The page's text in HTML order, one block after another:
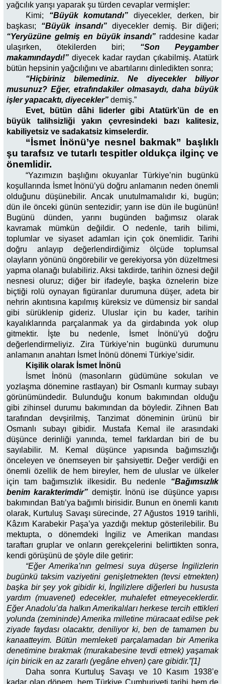
yağcılık yarışı yaparak şu türden cevaplar vermişler:
Kimi; “Büyük komutandı”
diyecekler, derken, bir
başkası; “Büyük insandı” diyecekler demiş. Bir diğeri;
“Yeryüzüne gelmiş en büyük insandı” raddesine kadar
ulaşırken, ötekilerden biri; “Son Peygamber
makamındaydı!” diyecek kadar raydan çıkabilmiş. Atatürk
bütün hepsinin yağcılığını ve abartılarını dinledikten sonra;
“Hiçbiriniz bilemediniz. Ne diyecekler biliyor
musunuz? Eğer, etrafındakiler olmasaydı, daha büyük
işler yapacaktı, diyecekler” demiş.”
Evet, bütün dâhi liderler gibi Atatürk’ün de en
büyük talihsizliği yakın çevresindeki bazı kalitesiz,
kabiliyetsiz ve sadakatsiz kimselerdir.
“İsmet İnönü’ye nesnel bakmak” başlıklı
şu tarafsız ve tutarlı tespitler oldukça ilginç ve
önemlidir.
“Yazımızın başlığını okuyanlar Türkiye’nin bugünkü
koşullarında İsmet İnönü’yü doğru anlamanın neden önemli
olduğunu düşünebilir. Ancak unutulmamalıdır ki, bugün;
dün ile önceki günün sentezidir; yarın ise dün ile bugünün!
Bugünü dünden, yarını bugünden bağımsız olarak
kavramak mümkün değildir. O nedenle, tarih bilimi,
toplumlar ve siyaset adamları için çok önemlidir. Tarihi
doğru anlayıp değerlendirdiğimiz ölçüde toplumsal
olayların yönünü öngörebilir ve gerekiyorsa yön düzeltmesi
yapma olanağı bulabiliriz. Aksi takdirde, tarihin öznesi değil
nesnesi oluruz; diğer bir ifadeyle, başka öznelerin bize
biçtiği rolü oynayan figüranlar durumuna düşer, adeta bir
nehrin akıntısına kapılmış küreksiz ve dümensiz bir sandal
gibi sürüklenip gideriz. Uluslar için bu kader, tarihin
kayalıklarında parçalanmak ya da girdabında yok olup
gitmektir. İşte bu nedenle, İsmet İnönü’yü doğru
değerlendirmeliyiz. Zira Türkiye’nin bugünkü durumunu
anlamanın anahtarı İsmet İnönü dönemi Türkiye’sidir.
Kişilik olarak İsmet İnönü
İsmet İnönü (masonların güdümüne sokulan ve
yozlaşma dönemine rastlayan) bir Osmanlı kurmay subayı
görünümündedir. Bulunduğu konum bakımından olduğu
gibi zihinsel durumu bakımından da böyledir. Zihnen Batı
tarafından devşirilmiş, Tanzimat döneminin ürünü bir
Osmanlı subayı gibidir. Mustafa Kemal ile arasındaki
düşünce derinliği yanında, temel farklardan biri de bu
sayılabilir. M. Kemal düşünce yapısında bağımsızlığı
önceleyen ve önemseyen bir şahsiyettir. Değer verdiği en
önemli özellik de hem bireyler, hem de uluslar ve ülkeler
için tam bağımsızlık ilkesidir. Bu nedenle “Bağımsızlık
benim karakterimdir” demiştir. İnönü ise düşünce yapısı
bakımından Batı’ya bağımlı birisidir. Bunun en önemli kanıtı
olarak, Kurtuluş Savaşı sürecinde, 27 Ağustos 1919 tarihli,
Kâzım Karabekir Paşa’ya yazdığı mektup gösterilebilir. Bu
mektupta, o dönemdeki İngiliz ve Amerikan mandası
taraftarı gruplar ve onların gerekçelerini belirttikten sonra,
kendi görüşünü de şöyle dile getirir:
“Eğer Amerika’nın gelmesi suya düşerse İngilizlerin
bugünkü taksim vaziyetini genişletmekten (tevsi etmekten)
başka bir şey yok gibidir ki, İngilizlere diğerleri bu hususta
yardım (muavenet) edecekler, muhalefet etmeyeceklerdir.
Eğer Anadolu’da halkın Amerikalıları herkese tercih ettikleri
yolunda (zemininde) Amerika milletine müracaat edilse pek
ziyade faydası olacaktır, deniliyor ki, ben de tamamen bu
kanaatteyim. Bütün memleketi parçalamadan bir Amerika
denetimine bırakmak (murakabesine tevdi etmek) yaşamak
için biricik en az zararlı (yegâne ehven) çare gibidir.”[1]
Daha sonra Kurtuluş Savaşı ve 10 Kasım 1938’e